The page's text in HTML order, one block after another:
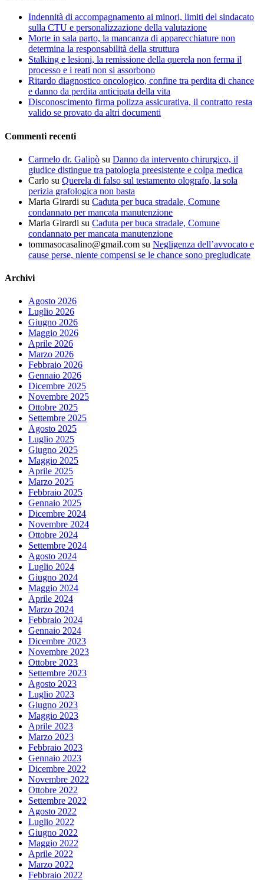
Indennità di accompagnamento ai minori, limiti del sindacato
sulla CTU e personalizzazione della valutazione
Morte in sala parto, la mancanza di apparecchiature non
determina la responsabilità della struttura
Stalking e lesioni, la remissione della querela non ferma il
processo e i reati non si assorbono
Ritardo diagnostico oncologico, confine tra perdita di chance
e danno da perdita anticipata della vita
Disconoscimento firma polizza assicurativa, il contratto resta
valido se provato da altri documenti
Commenti recenti
Carmelo dr. Galipò su Danno da intervento chirurgico, il
giudice distingue tra patologia preesistente e colpa medica
Carlo su Querela di falso sul testamento olografo, la sola
perizia grafologica non basta
Maria Girardi su Caduta per buca stradale, Comune
condannato per mancata manutenzione
Maria Girardi su Caduta per buca stradale, Comune
condannato per mancata manutenzione
tommasocasalino@gmail.com su Negligenza dell’avvocato e
cause perse, niente compensi se le chance sono pregiudicate
Archivi
Agosto 2026
Luglio 2026
Giugno 2026
Maggio 2026
Aprile 2026
Marzo 2026
Febbraio 2026
Gennaio 2026
Dicembre 2025
Novembre 2025
Ottobre 2025
Settembre 2025
Agosto 2025
Luglio 2025
Giugno 2025
Maggio 2025
Aprile 2025
Marzo 2025
Febbraio 2025
Gennaio 2025
Dicembre 2024
Novembre 2024
Ottobre 2024
Settembre 2024
Agosto 2024
Luglio 2024
Giugno 2024
Maggio 2024
Aprile 2024
Marzo 2024
Febbraio 2024
Gennaio 2024
Dicembre 2023
Novembre 2023
Ottobre 2023
Settembre 2023
Agosto 2023
Luglio 2023
Giugno 2023
Maggio 2023
Aprile 2023
Marzo 2023
Febbraio 2023
Gennaio 2023
Dicembre 2022
Novembre 2022
Ottobre 2022
Settembre 2022
Agosto 2022
Luglio 2022
Giugno 2022
Maggio 2022
Aprile 2022
Marzo 2022
Febbraio 2022